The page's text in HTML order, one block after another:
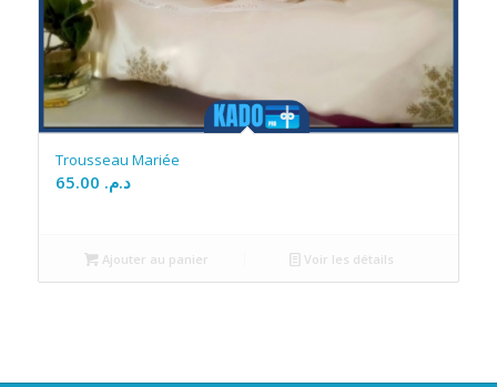
Trousseau Mariée
د.م.
Ajouter au panier Voir les détails